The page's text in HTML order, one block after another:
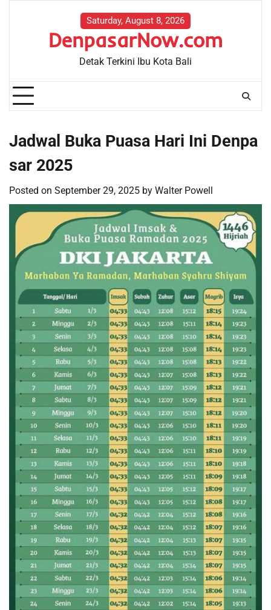
Saturday, August 8, 2026
DenpasarNow.com
Detak Terkini Ibu Kota Bali
Jadwal Buka Puasa Hari Ini Denpa
sar 2025
Posted on September 29, 2025 by Walter Powell